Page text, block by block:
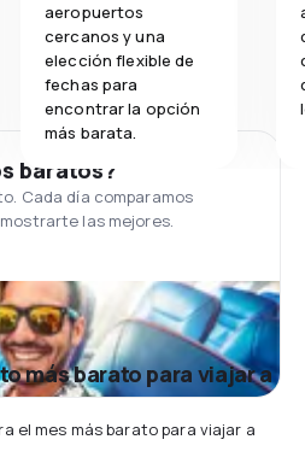
aeropuertos
cercanos y una
elección flexible de
fechas para
encontrar la opción
más barata.
baratos?
Cada día comparamos
las mejores.
más barato para viajar a
el mes más barato para viajar a